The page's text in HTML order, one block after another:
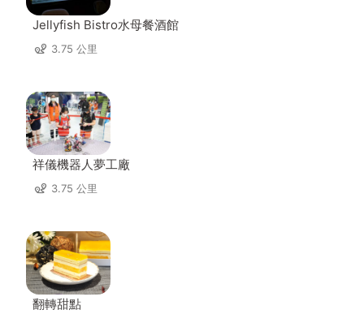
Jellyfish Bistro水母餐酒館
3.75 公里
祥儀機器人夢工廠
3.75 公里
翻轉甜點